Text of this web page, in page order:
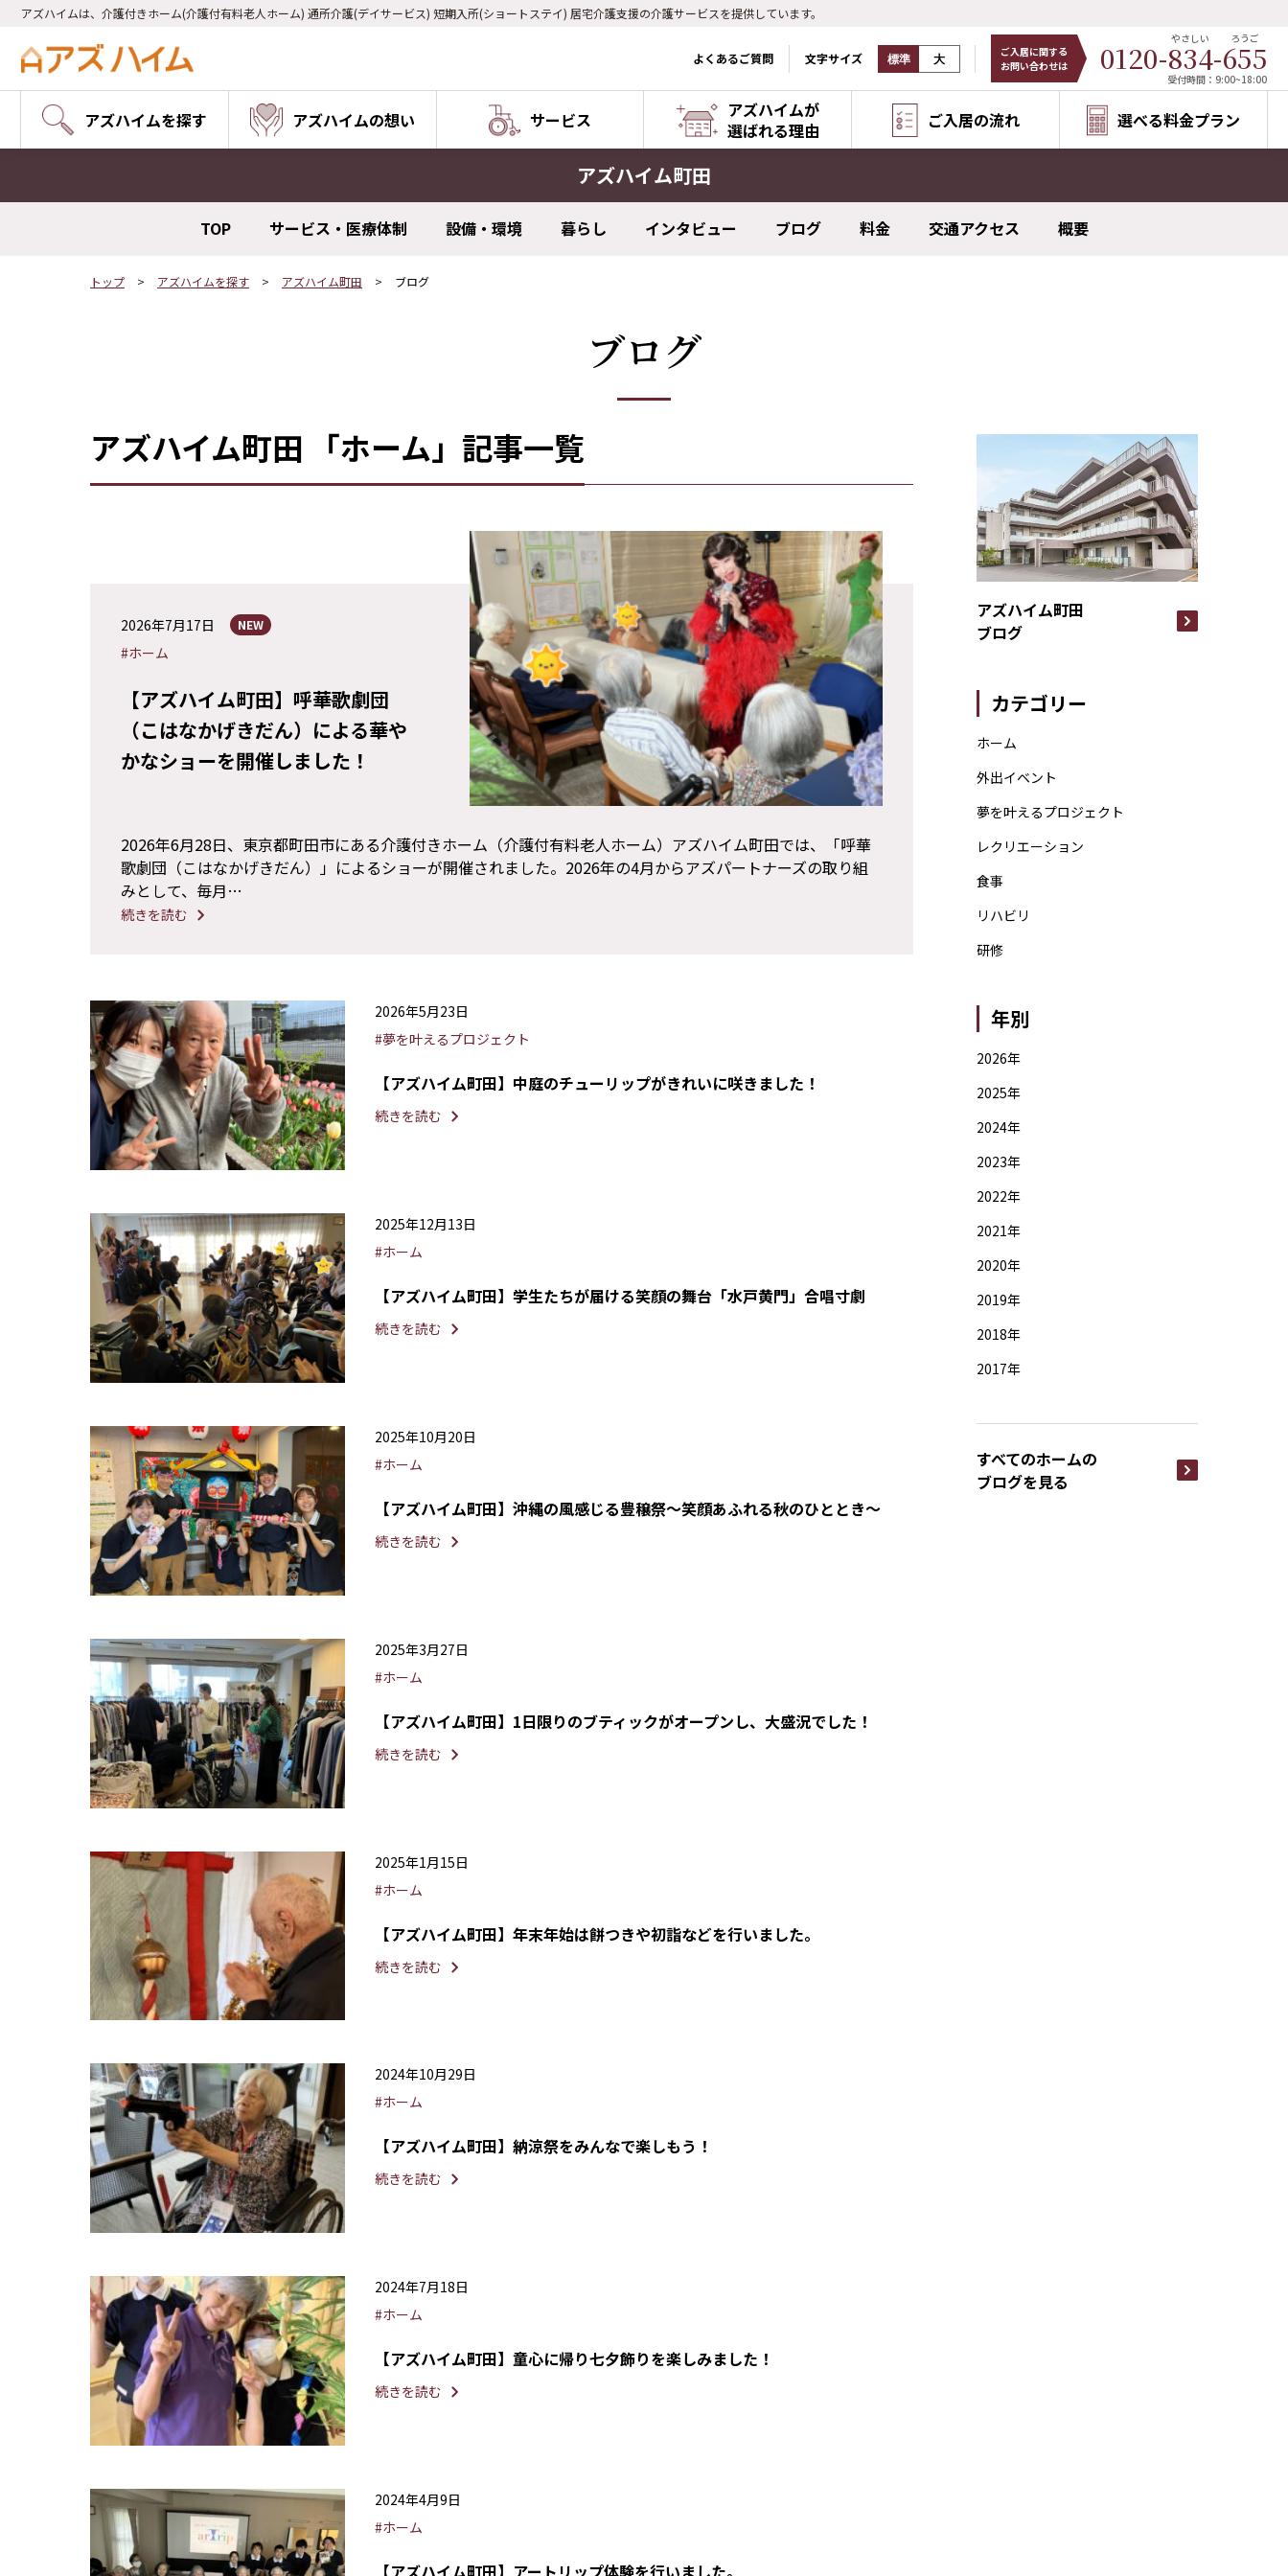
アズハイムは、介護付きホーム(介護付有料老人ホーム) 通所介護(デイサービス) 短期入所(ショートステイ) 居宅介護支援の介護サービスを提供しています。
よくあるご質問 文字サイズ 標準 大
ご入居に関する
お問い合わせは
0120-834
やさしい
-655
ろうご
受付時間：9:00~18:00
アズハイムを探す アズハイムの想い サービス
アズハイムが
選ばれる理由
ご入居の流れ 選べる料金プラン
アズハイム町田
TOP サービス・医療体制 設備・環境 暮らし インタビュー ブログ 料金 交通アクセス 概要
トップ アズハイムを探す アズハイム町田 ブログ
ブログ
アズハイム町田 「ホーム」記事一覧
2026年7月17日 NEW
#ホーム
【アズハイム町田】呼華歌劇団
（こはなかげきだん）による華や
かなショーを開催しました！
2026年6月28日、東京都町田市にある介護付きホーム（介護付有料老人ホーム）アズハイム町田では、「呼華
歌劇団（こはなかげきだん）」によるショーが開催されました。2026年の4月からアズパートナーズの取り組
みとして、毎月…
続きを読む
2026年5月23日
#夢を叶えるプロジェクト
【アズハイム町田】中庭のチューリップがきれいに咲きました！
続きを読む
2025年12月13日
#ホーム
【アズハイム町田】学生たちが届ける笑顔の舞台「水戸黄門」合唱寸劇
続きを読む
2025年10月20日
#ホーム
【アズハイム町田】沖縄の風感じる豊穣祭〜笑顔あふれる秋のひととき〜
続きを読む
2025年3月27日
#ホーム
【アズハイム町田】1日限りのブティックがオープンし、大盛況でした！
続きを読む
2025年1月15日
#ホーム
【アズハイム町田】年末年始は餅つきや初詣などを行いました。
続きを読む
2024年10月29日
#ホーム
【アズハイム町田】納涼祭をみんなで楽しもう！
続きを読む
2024年7月18日
#ホーム
【アズハイム町田】童心に帰り七夕飾りを楽しみました！
続きを読む
2024年4月9日
#ホーム
【アズハイム町田】アートリップ体験を行いました。
アズハイム町田
ブログ
カテゴリー
ホーム
外出イベント
夢を叶えるプロジェクト
レクリエーション
食事
リハビリ
研修
年別
2026年
2025年
2024年
2023年
2022年
2021年
2020年
2019年
2018年
2017年
すべてのホームの
ブログを見る